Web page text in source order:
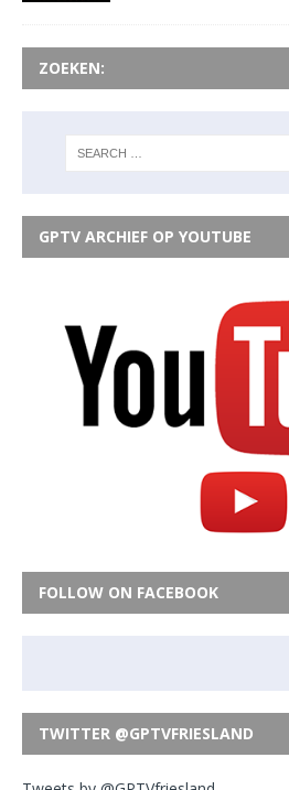
ZOEKEN:
GPTV ARCHIEF OP YOUTUBE
FOLLOW ON FACEBOOK
TWITTER @GPTVFRIESLAND